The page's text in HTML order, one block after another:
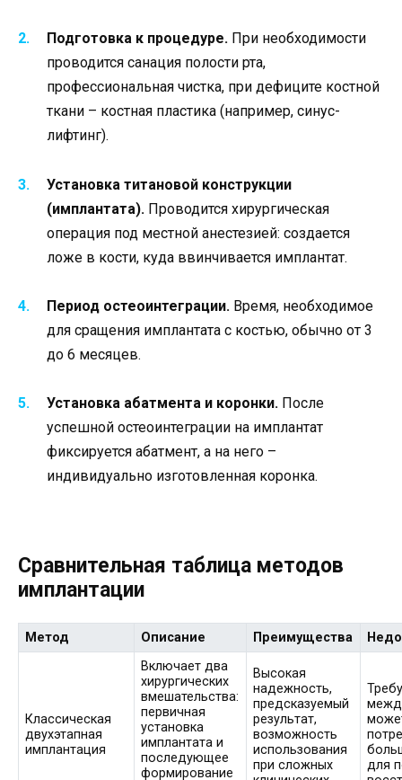
Подготовка к процедуре. При необходимости
проводится санация полости рта,
профессиональная чистка, при дефиците костной
ткани – костная пластика (например, синус-
лифтинг).
Установка титановой конструкции
(имплантата). Проводится хирургическая
операция под местной анестезией: создается
ложе в кости, куда ввинчивается имплантат.
Период остеоинтеграции. Время, необходимое
для сращения имплантата с костью, обычно от 3
до 6 месяцев.
Установка абатмента и коронки. После
успешной остеоинтеграции на имплантат
фиксируется абатмент, а на него –
индивидуально изготовленная коронка.
Сравнительная таблица методов
имплантации
Метод Описание Преимущества
Классическая
двухэтапная
имплантация
Включает два
хирургических
вмешательства:
первичная
установка
имплантата и
последующее
формирование
Высокая
надежность,
предсказуемый
результат,
возможность
использования
при сложных
для